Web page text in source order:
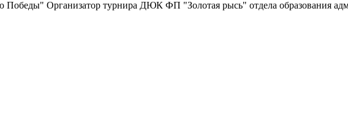
Организатор турнира ДЮК ФП "Золотая рысь" отдела образования